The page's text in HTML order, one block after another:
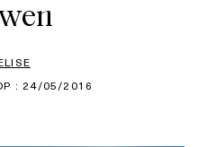
: 24/05/2016